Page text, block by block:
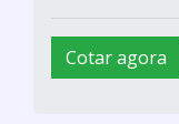
Cotar agora